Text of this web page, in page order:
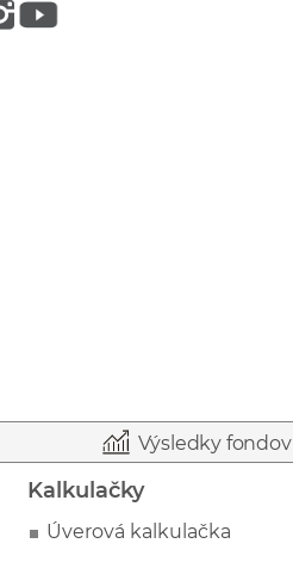
twitterze
nas na instagramie
Znajdź nas na youtube
Výsledky fondov
Kalkulačky
Úverová kalkulačka